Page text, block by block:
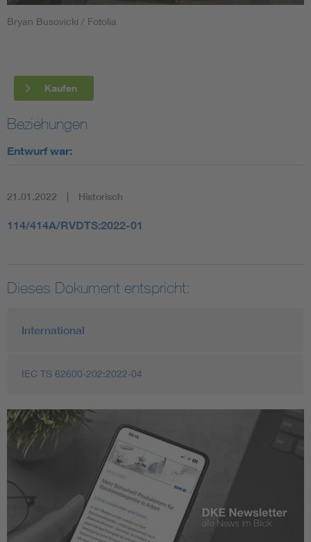
Blitzschutz: DIN EN 62305 in der Übersicht
DIN VDE 0100 für sichere Elektroinstallationen
Bryan Busovicki / Fotolia
Kaufen
Beziehungen
Entwurf war:
21.01.2022 Historisch
114/414A/RVDTS:2022-01
Dieses Dokument entspricht:
International
IEC TS 62600-202:2022-04